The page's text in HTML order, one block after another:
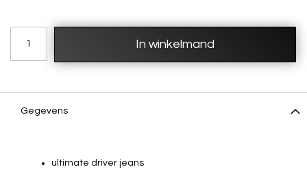
In winkelmand
Gegevens
ultimate driver jeans